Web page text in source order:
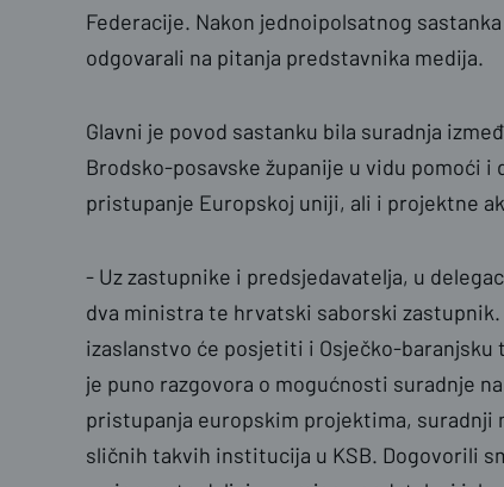
Federacije. Nakon jednoipolsatnog
odgovarali na pitanja predstavnika medija.
Glavni je povod sastanku bila suradnja
Brodsko-posavske županije u vidu pomoći i
pristupanje Europskoj uniji, ali i projektne
- Uz zastupnike i predsjedavatelja, u
dva ministra te hrvatski saborski
izaslanstvo će posjetiti i Osječko-
je puno razgovora o mogućnosti suradnje
pristupanja europskim projektima, suradnji
sličnih takvih institucija u KSB. Dogovorili